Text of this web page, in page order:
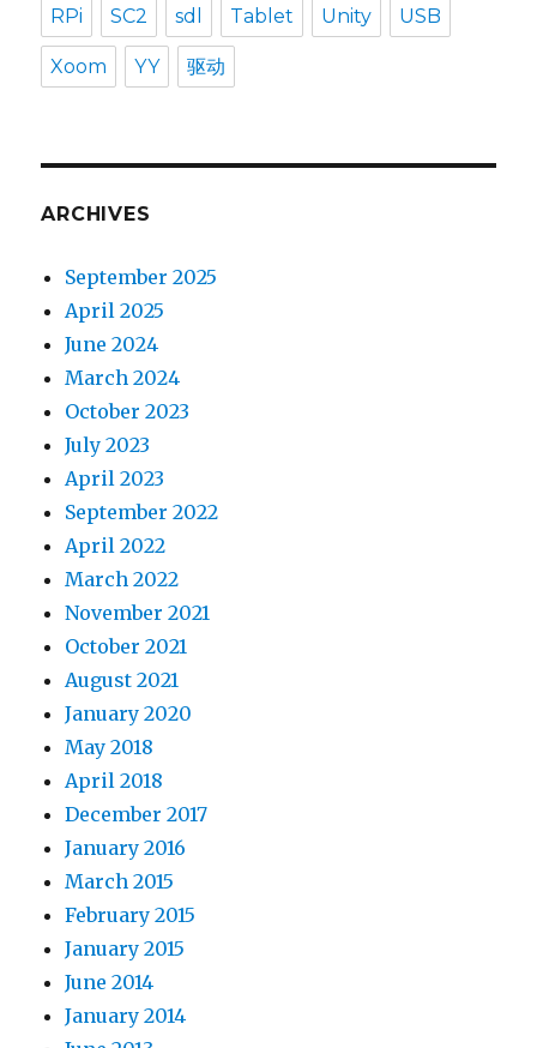
RPi SC2 sdl Tablet Unity USB
Xoom YY 驱动
ARCHIVES
September 2025
April 2025
June 2024
March 2024
October 2023
July 2023
April 2023
September 2022
April 2022
March 2022
November 2021
October 2021
August 2021
January 2020
May 2018
April 2018
December 2017
January 2016
March 2015
February 2015
January 2015
June 2014
January 2014